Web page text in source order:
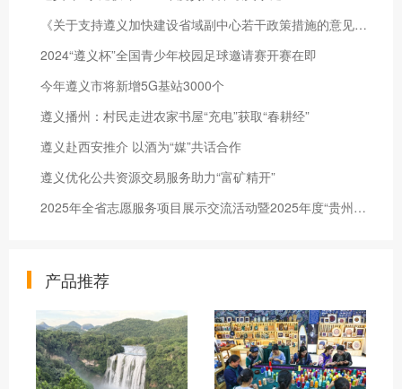
《关于支持遵义加快建设省域副中心若干政策措施的意见》出台
2024“遵义杯”全国青少年校园足球邀请赛开赛在即
今年遵义市将新增5G基站3000个
遵义播州：村民走进农家书屋“充电”获取“春耕经”
遵义赴西安推介 以酒为“媒”共话合作
遵义优化公共资源交易服务助力“富矿精开”
2025年全省志愿服务项目展示交流活动暨2025年度“贵州省志愿服务之星”集中发布仪式在遵义举行
产品推荐